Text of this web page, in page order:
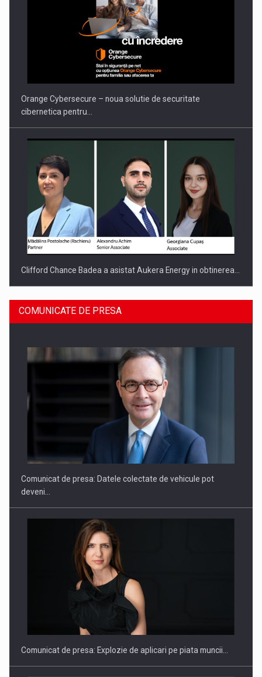
PUTTING ROMANIAN CORPORATE COMPANIES ON THE
INTERNATIONAL BUSINESS SCENE
Orange Cybersecure – noua solutie de securitate
cibernetica pentru…
Clifford Chance Badea a asistat Aukera Energy in obtinerea…
SAPTE PERSONALITATI DIN MEDIUL DE AFACERI, ACADEMIC
Hard Enduro Piatra Craiului 2026, fueled by benzinariile RO…
COMUNICATE DE PRESA
Comunicat de presa: Datele colectate de vehicule pot
deveni…
Comunicat de presa: Explozie de aplicari pe piata muncii…